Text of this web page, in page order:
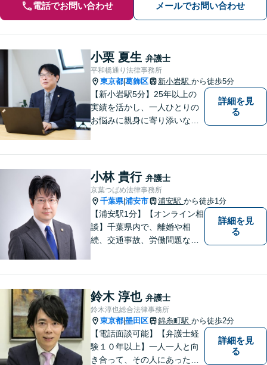
電話でお問い合わせ メールでお問い合わせ
小栗 夏生 弁護士
平和橋通り法律事務所
東京都 葛飾区 新小岩駅 から徒歩5分
【新小岩駅5分】25年以上の
実績を活かし、一人ひとりの
お悩みに親身に寄り添いなが
や未来を見据えたサポートを
大切にしています。【休日や
夜間相談も柔軟に対応】【WE
B相談可】
詳細を見
る
小林 貴行 弁護士
京葉つばめ法律事務所
千葉県|浦安市 浦安駅 から徒歩1分
【浦安駅1分】【オンライン相
談】千葉県内で、離婚や相
続、交通事故、労働問題な
た」と思っていただけるよ
う、誠実に対応いたします。
【相談しやすい法律事務所】
詳細を見
る
鈴木 淳也 弁護士
鈴木淳也総合法律事務所
東京都 墨田区 錦糸町駅 から徒歩2分
【電話面談可能】【弁護士経
験１０年以上】一人一人と向
き合って、その人にあった解
詳細を見
る